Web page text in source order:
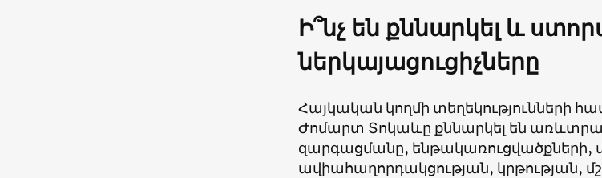
Ի՞նչ են քննարկել և
ներկայացուցիչները
Հայկական կողմի տեղեկությունների
Ժոմարտ Տոկաևը քննարկել են
զարգացմանը, ենթակառուցվածքների,
ավիահաղորդակցության, կրթության,